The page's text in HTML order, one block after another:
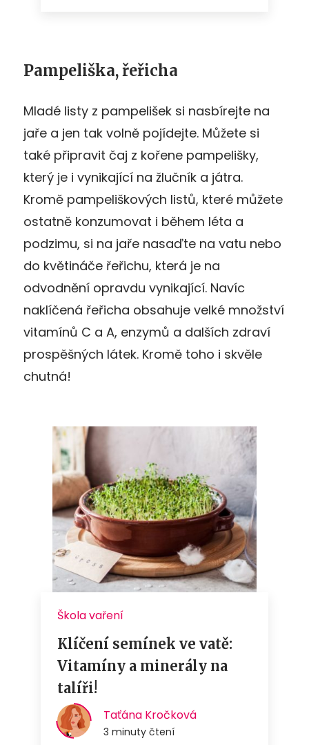
Pampeliška, řeřicha
Mladé listy z pampelišek si nasbírejte na
jaře a jen tak volně pojídejte. Můžete si
také připravit čaj z kořene pampelišky,
který je i vynikající na žlučník a játra.
Kromě pampeliškových listů, které můžete
ostatně konzumovat i během léta a
podzimu, si na jaře nasaďte na vatu nebo
do květináče řeřichu, která je na
odvodnění opravdu vynikající. Navíc
naklíčená řeřicha obsahuje velké množství
vitamínů C a A, enzymů a dalších zdraví
prospěšných látek. Kromě toho i skvěle
chutná!